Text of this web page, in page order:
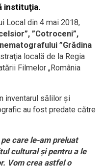
instituţia.
Local din 4 mai 2018,
”Cotroceni”,
”Grădina
locală de la Regia
Filmelor „România
inventarul sălilor şi
au fost predate către
care le-am preluat
cultural şi pentru a le
Vom crea astfel o